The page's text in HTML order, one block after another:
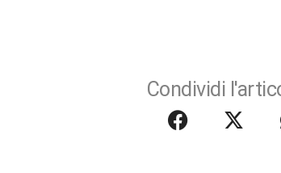
Condividi